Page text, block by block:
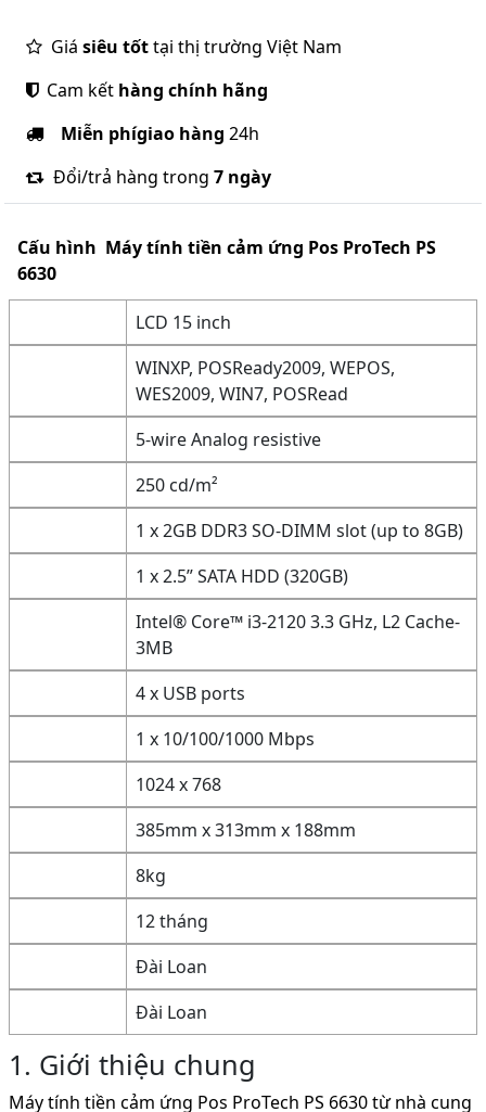
Giá siêu tốttại thị trường Việt Nam
Cam kết hàng chính hãng
Miễn phígiao hàng 24h
Đổi/trả hàng trong 7 ngày
Cấu hình Máy tính tiền cảm ứng Pos ProTech PS
6630
LCD 15 inch
WINXP, POSReady2009, WEPOS,
WES2009, WIN7, POSRead
5-wire Analog resistive
250 cd/m²
1 x 2GB DDR3 SO-DIMM slot (up to 8GB)
1 x 2.5” SATA HDD (320GB)
Intel® Core™ i3-2120 3.3 GHz, L2 Cache-
3MB
4 x USB ports
1 x 10/100/1000 Mbps
1024 x 768
385mm x 313mm x 188mm
8kg
12 tháng
Đài Loan
Đài Loan
1. Giới thiệu chung
Máy tính tiền cảm ứng Pos ProTech PS 6630 từ nhà cung